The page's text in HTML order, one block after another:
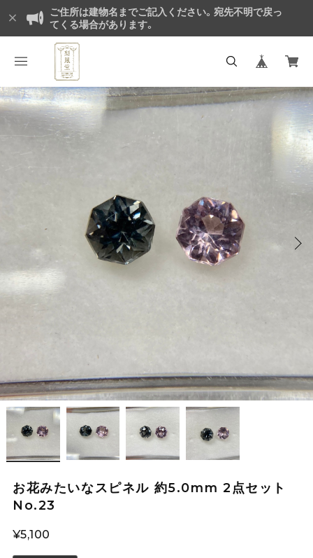
ご住所は建物名までご記入ください。宛先不明で戻っ
てくる場合があります。
お花みたいなスピネル 約5.0mm 2点セット
No.23
¥5,100